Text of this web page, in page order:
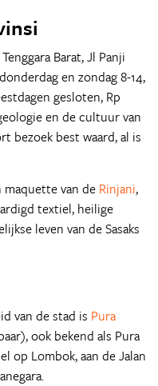
Barat, Jl Panji
en zondag 8-14,
gesloten, Rp
en de cultuur van
bezoek best waard, al is
van de Rinjani,
textiel, heilige
leven van de Sasaks
van de stad is Pura
ook bekend als Pura
op Lombok, aan de Jalan